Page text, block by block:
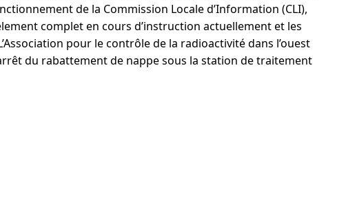
de la Commission Locale d’Information (CLI),
complet en cours d’instruction actuellement et les
pour le contrôle de la radioactivité dans l’ouest
du rabattement de nappe sous la station de traitement